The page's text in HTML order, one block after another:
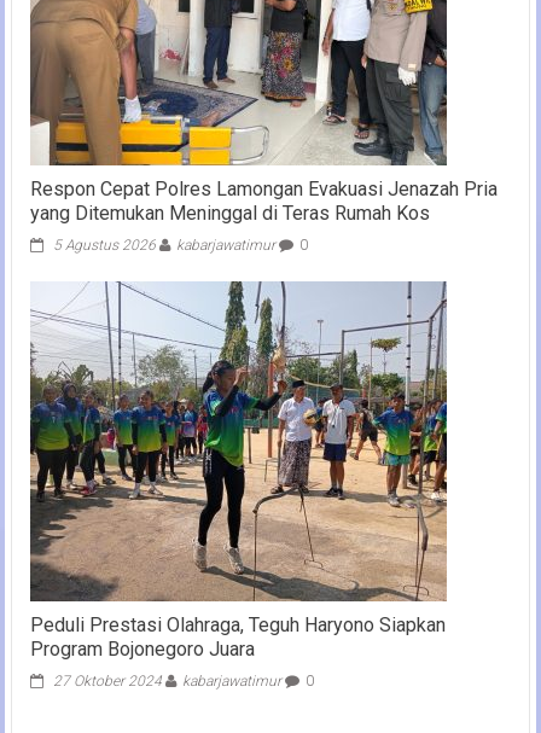
Respon Cepat Polres Lamongan Evakuasi Jenazah Pria
yang Ditemukan Meninggal di Teras Rumah Kos
5 Agustus 2026 kabarjawatimur 0
Peduli Prestasi Olahraga, Teguh Haryono Siapkan
Program Bojonegoro Juara
27 Oktober 2024 kabarjawatimur 0